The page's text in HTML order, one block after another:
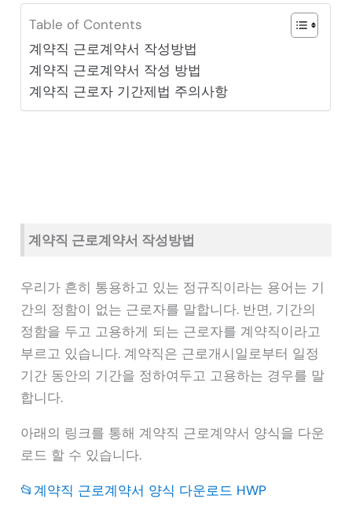
Table of Contents
계약직 근로계약서 작성방법
계약직 근로계약서 작성 방법
계약직 근로자 기간제법 주의사항
계약직 근로계약서 작성방법
우리가 흔히 통용하고 있는 정규직이라는 용어는 기
간의 정함이 없는 근로자를 말합니다. 반면, 기간의
정함을 두고 고용하게 되는 근로자를 계약직이라고
부르고 있습니다. 계약직은 근로개시일로부터 일정
기간 동안의 기간을 정하여두고 고용하는 경우를 말
합니다.
아래의 링크를 통해 계약직 근로계약서 양식을 다운
로드 할 수 있습니다.
📂계약직 근로계약서 양식 다운로드 HWP